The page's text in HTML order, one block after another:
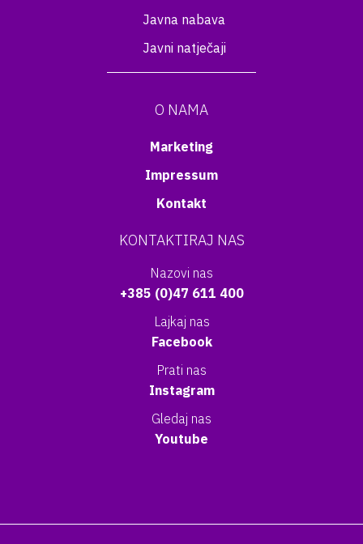
Javna nabava
Javni natječaji
O NAMA
Marketing
Impressum
Kontakt
KONTAKTIRAJ NAS
Nazovi nas
+385 (0)47 611 400
Lajkaj nas
Facebook
Prati nas
Instagram
Gledaj nas
Youtube